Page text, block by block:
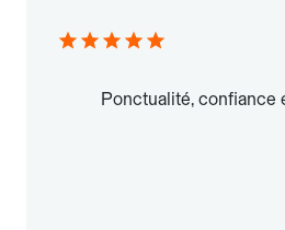
Ponctualité, confiance